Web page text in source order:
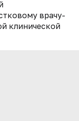
врачу-
клинической